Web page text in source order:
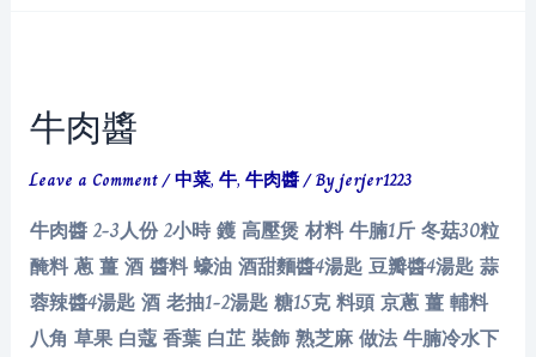
牛肉醬
Leave a Comment/中菜,牛,牛肉醬/ Byjerjer1223
牛肉醬 2-3人份 2小時 鑊 高壓煲 材料 牛腩1斤 冬菇30粒
醃料 蔥 薑 酒 醬料 蠔油 酒甜麵醬4湯匙 豆瓣醬4湯匙 蒜
蓉辣醬4湯匙 酒 老抽1-2湯匙 糖15克 料頭 京蔥 薑 輔料
八角 草果 白蔻 香葉 白芷 裝飾 熟芝麻 做法 牛腩冷水下